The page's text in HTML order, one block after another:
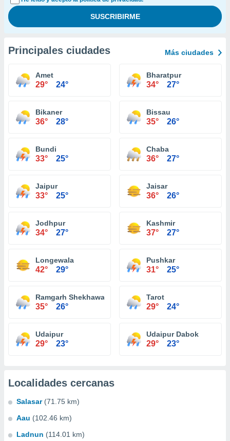
Principales ciudades Más ciudades
Amet
29° 24°
Bharatpur
34° 27°
Bikaner
36° 28°
Bissau
35° 26°
Bundi
33° 25°
Chaba
36° 27°
Jaipur
33° 25°
Jaisar
36° 26°
Jodhpur
34° 27°
Kashmir
37° 27°
Longewala
42° 29°
Pushkar
31° 25°
Ramgarh Shekhawati
35° 26°
Tarot
29° 24°
Udaipur
29° 23°
Udaipur Dabok
29° 23°
Localidades cercanas
Salasar (71.75 km)
Aau (102.46 km)
Ladnun (114.01 km)